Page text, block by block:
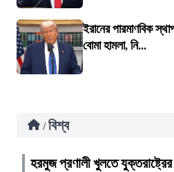
ইরানের পারমাণবিক
বোমা হামলা, নি...
/ বিশ্ব
হরমুজ প্রণালী খুলতে যুক্তরাষ্ট্রের